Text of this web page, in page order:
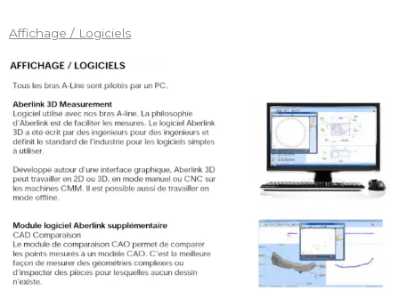
Affichage / Logiciels